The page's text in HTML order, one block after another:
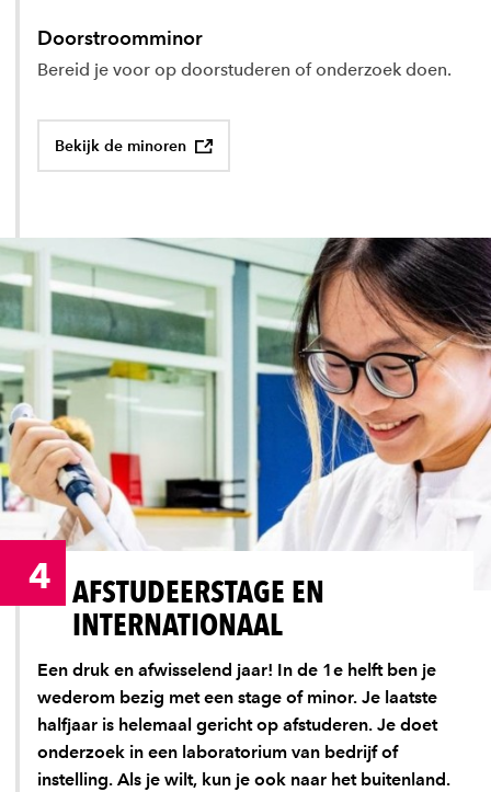
Doorstroomminor
Bereid je voor op doorstuderen of onderzoek doen.
Bekijk de minoren
AFSTUDEERSTAGE EN
INTERNATIONAAL
Een druk en afwisselend jaar! In de 1e helft ben je
wederom bezig met een stage of minor. Je laatste
halfjaar is helemaal gericht op afstuderen. Je doet
onderzoek in een laboratorium van bedrijf of
instelling. Als je wilt, kun je ook naar het buitenland.
4